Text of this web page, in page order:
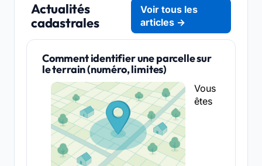
Actualités
cadastrales
Voir tous les
articles →
Comment identifier une parcelle sur
le terrain (numéro, limites)
Vous
êtes